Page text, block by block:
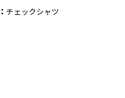
チェックシャツ